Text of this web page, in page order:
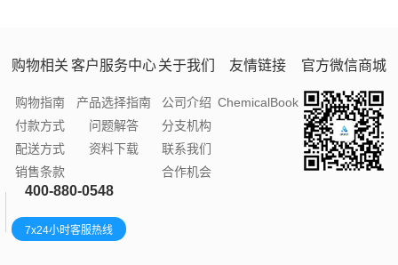
购物相关
购物指南
付款方式
配送方式
销售条款
客户服务中心
产品选择指南
问题解答
资料下载
关于我们
公司介绍
分支机构
联系我们
合作机会
友情链接
ChemicalBook
官方微信商城
400-880-0548
7x24小时客服热线